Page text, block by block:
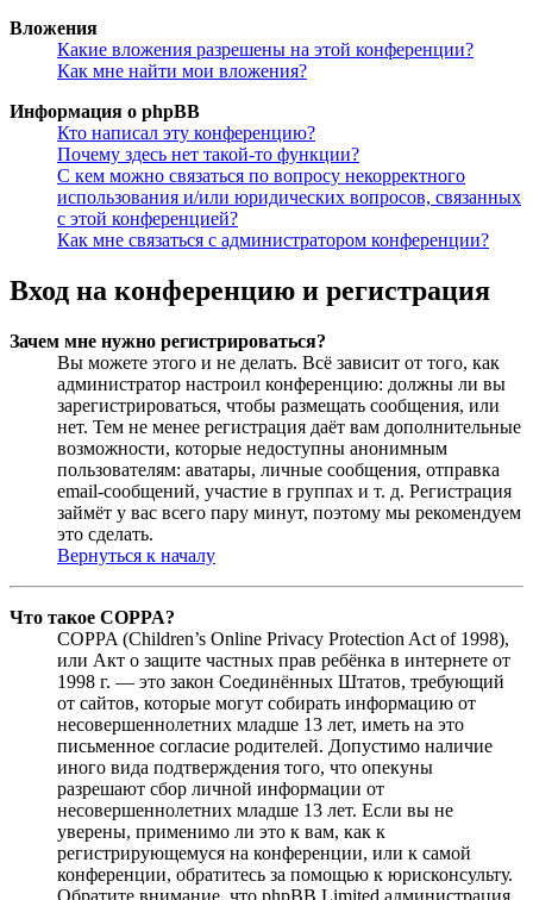
Вложения
Какие вложения разрешены на этой конференции?
Как мне найти мои вложения?
Информация о phpBB
Кто написал эту конференцию?
Почему здесь нет такой-то функции?
С кем можно связаться по вопросу некорректного
использования и/или юридических вопросов, связанных
с этой конференцией?
Как мне связаться с администратором конференции?
Вход на конференцию и регистрация
Зачем мне нужно регистрироваться?
Вы можете этого и не делать. Всё зависит от того, как
администратор настроил конференцию: должны ли вы
зарегистрироваться, чтобы размещать сообщения, или
нет. Тем не менее регистрация даёт вам дополнительные
возможности, которые недоступны анонимным
пользователям: аватары, личные сообщения, отправка
email-сообщений, участие в группах и т. д. Регистрация
займёт у вас всего пару минут, поэтому мы рекомендуем
это сделать.
Вернуться к началу
Что такое COPPA?
COPPA (Children’s Online Privacy Protection Act of 1998),
или Акт о защите частных прав ребёнка в интернете от
1998 г. — это закон Соединённых Штатов, требующий
от сайтов, которые могут собирать информацию от
несовершеннолетних младше 13 лет, иметь на это
письменное согласие родителей. Допустимо наличие
иного вида подтверждения того, что опекуны
разрешают сбор личной информации от
несовершеннолетних младше 13 лет. Если вы не
уверены, применимо ли это к вам, как к
регистрирующемуся на конференции, или к самой
конференции, обратитесь за помощью к юрисконсульту.